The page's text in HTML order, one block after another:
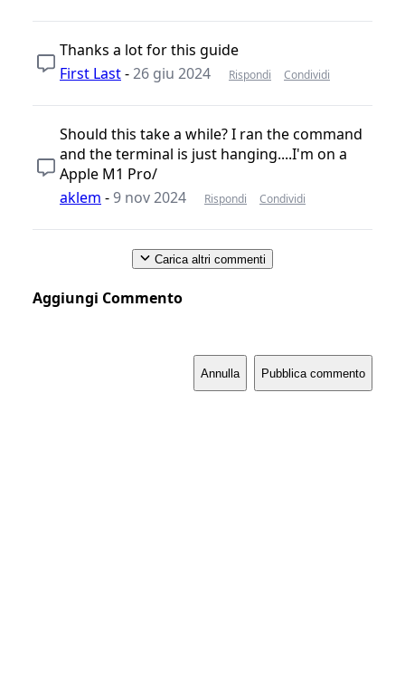
Thanks a lot for this guide
First Last-26 giu 2024 Rispondi Condividi
Should this take a while? I ran the command
and the terminal is just hanging....I'm on a
Apple M1 Pro/
aklem -9 nov 2024 Rispondi Condividi
Carica altri commenti
Aggiungi Commento
Annulla Pubblica commento